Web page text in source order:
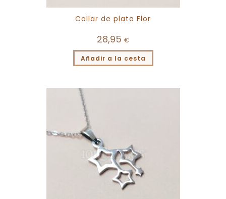
Collar de plata Flor
28,95 €
Añadir a la cesta